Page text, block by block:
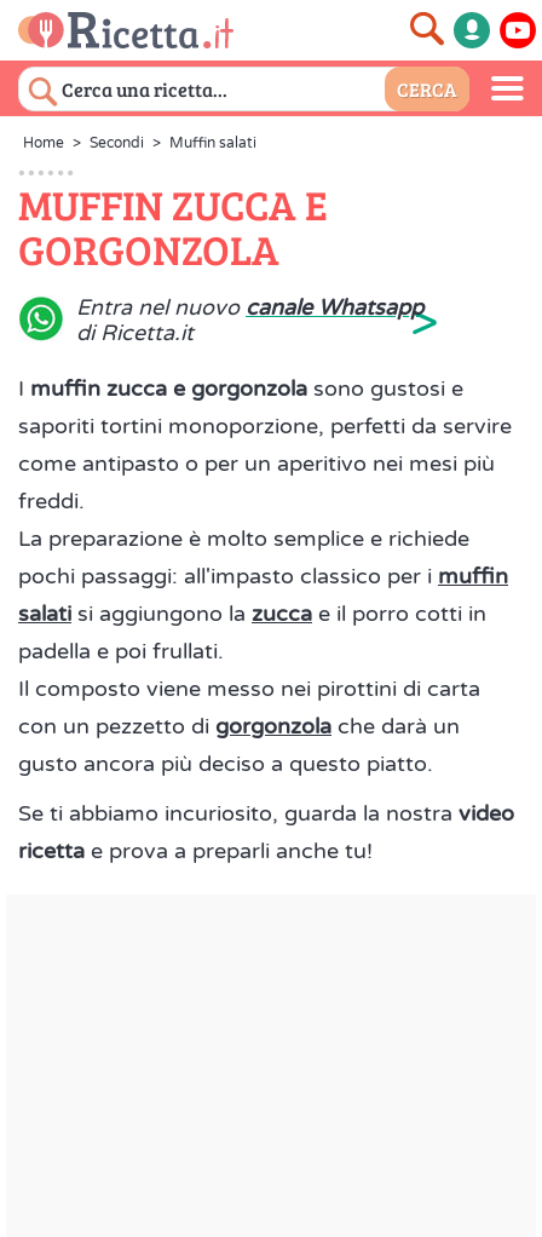
Home > Secondi > Muffin salati
MUFFIN ZUCCA E
GORGONZOLA
Entra nel nuovo canale Whatsapp
di Ricetta.it
>
I muffin zucca e gorgonzola sono gustosi e
saporiti tortini monoporzione, perfetti da servire
come antipasto o per un aperitivo nei mesi più
freddi.
La preparazione è molto semplice e richiede
pochi passaggi: all'impasto classico per i muffin
salati si aggiungono la zucca e il porro cotti in
padella e poi frullati.
Il composto viene messo nei pirottini di carta
con un pezzetto di gorgonzola che darà un
gusto ancora più deciso a questo piatto.
Se ti abbiamo incuriosito, guarda la nostra video
ricetta e prova a preparli anche tu!